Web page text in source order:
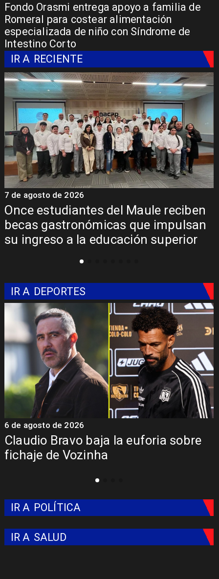
Fondo Orasmi entrega apoyo a familia de
Romeral para costear alimentación
especializada de niño con Síndrome de
Intestino Corto
IR A RECIENTE
Álvarez-Salamanca lidera la apuesta
regional para consolidar el Paso
Pehuenche como alternativa a Los
7 de agosto de 2026
IR A DEPORTES
Claudio Bravo baja la euforia sobre
fichaje de Vozinha
6 de agosto de 2026
IR A POLÍTICA
IR A SALUD